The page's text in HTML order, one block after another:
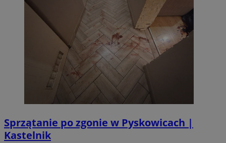
Sprzątanie po zgonie w Pyskowicach |
Kastelnik